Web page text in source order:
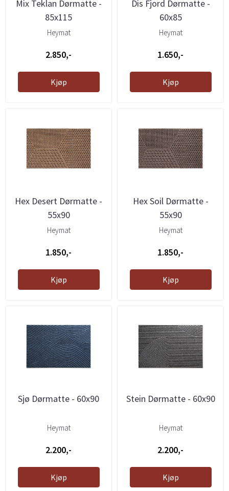
Mix Teklan Dørmatte -
85x115
Heymat
2.850,-
Kjøp
Dis Fjord Dørmatte -
60x85
Heymat
1.650,-
Kjøp
Hex Desert Dørmatte -
55x90
Heymat
1.850,-
Kjøp
Hex Soil Dørmatte -
55x90
Heymat
1.850,-
Kjøp
Sjø Dørmatte - 60x90
Heymat
2.200,-
Kjøp
Stein Dørmatte - 60x90
Heymat
2.200,-
Kjøp